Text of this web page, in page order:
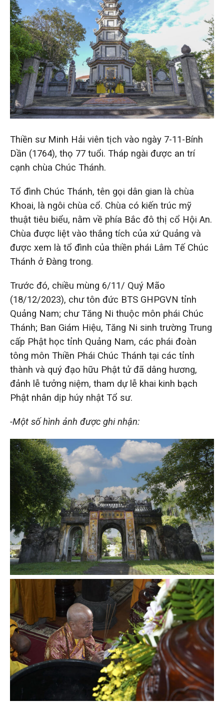
Thiền sư Minh Hải viên tịch vào ngày 7-11-Bính
Dần (1764), thọ 77 tuổi. Tháp ngài được an trí
cạnh chùa Chúc Thánh.
Tổ đình Chúc Thánh, tên gọi dân gian là chùa
Khoai, là ngôi chùa cổ. Chùa có kiến trúc mỹ
thuật tiêu biểu, nằm về phía Bắc đô thị cổ Hội An.
Chùa được liệt vào thắng tích của xứ Quảng và
được xem là tổ đình của thiền phái Lâm Tế Chúc
Thánh ở Đàng trong.
Trước đó, chiều mùng 6/11/ Quý Mão
(18/12/2023), chư tôn đức BTS GHPGVN tỉnh
Quảng Nam; chư Tăng Ni thuộc môn phái Chúc
Thánh; Ban Giám Hiệu, Tăng Ni sinh trường Trung
cấp Phật học tỉnh Quảng Nam, các phái đoàn
tông môn Thiền Phái Chúc Thánh tại các tỉnh
thành và quý đạo hữu Phật tử đã dâng hương,
đảnh lễ tưởng niệm, tham dự lễ khai kinh bạch
Phật nhân dịp húy nhật Tổ sư.
-Một số hình ảnh được ghi nhận: